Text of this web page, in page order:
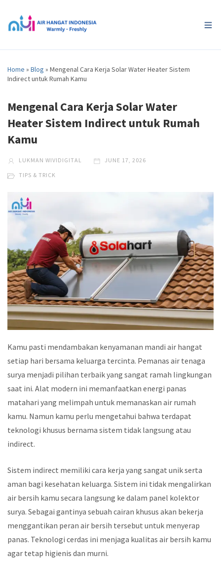
Home » Blog » Mengenal Cara Kerja Solar Water Heater Sistem
Indirect untuk Rumah Kamu
Mengenal Cara Kerja Solar Water
Heater Sistem Indirect untuk Rumah
Kamu
LUKMAN WIVIDIGITAL JUNE 17, 2026
TIPS & TRICK
Kamu pasti mendambakan kenyamanan mandi air hangat
setiap hari bersama keluarga tercinta. Pemanas air tenaga
surya menjadi pilihan terbaik yang sangat ramah lingkungan
saat ini. Alat modern ini memanfaatkan energi panas
matahari yang melimpah untuk memanaskan air rumah
kamu. Namun kamu perlu mengetahui bahwa terdapat
teknologi khusus bernama sistem tidak langsung atau
indirect.
Sistem indirect memiliki cara kerja yang sangat unik serta
aman bagi kesehatan keluarga. Sistem ini tidak mengalirkan
air bersih kamu secara langsung ke dalam panel kolektor
surya. Sebagai gantinya sebuah cairan khusus akan bekerja
menggantikan peran air bersih tersebut untuk menyerap
panas. Teknologi cerdas ini menjaga kualitas air bersih kamu
agar tetap higienis dan murni.